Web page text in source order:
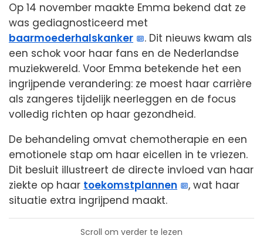
Op 14 november maakte Emma bekend dat ze
was gediagnosticeerd met
baarmoederhalskanker
. Dit nieuws kwam als
een schok voor haar fans en de Nederlandse
muziekwereld. Voor Emma betekende het een
ingrijpende verandering: ze moest haar carrière
als zangeres tijdelijk neerleggen en de focus
volledig richten op haar gezondheid.
De behandeling omvat chemotherapie en een
emotionele stap om haar eicellen in te vriezen.
Dit besluit illustreert de directe invloed van haar
ziekte op haar toekomstplannen
, wat haar
situatie extra ingrijpend maakt.
Scroll om verder te lezen